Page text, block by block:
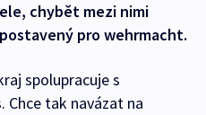
chybět mezi nimi
pro wehrmacht.
spolupracuje s
tak navázat na